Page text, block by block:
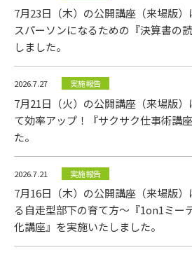
ニュース
7月23日（木）の公開講座（来場版
スパーソンになるための『決算書の
しました。
2026.7.27 実施報告
7月21日（火）の公開講座（来場版
て効率アップ！『サクサク仕事術講
た。
2026.7.21 実施報告
7月16日（木）の公開講座（来場版
る自走型部下の育て方～『1on1ミー
化講座』を実施いたしました。